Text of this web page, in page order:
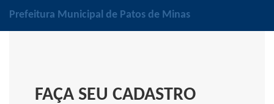
Prefeitura Municipal de Patos de Minas
FAÇA SEU CADASTRO